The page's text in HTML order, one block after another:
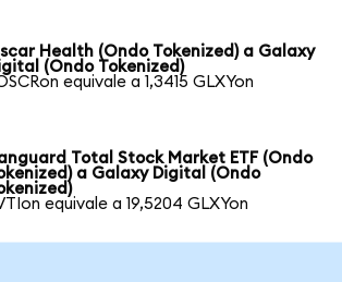
Health (Ondo Tokenized) a Galaxy
(Ondo Tokenized)
equivale a 1,3415 GLXYon
Total Stock Market ETF (Ondo
a Galaxy Digital (Ondo
equivale a 19,5204 GLXYon